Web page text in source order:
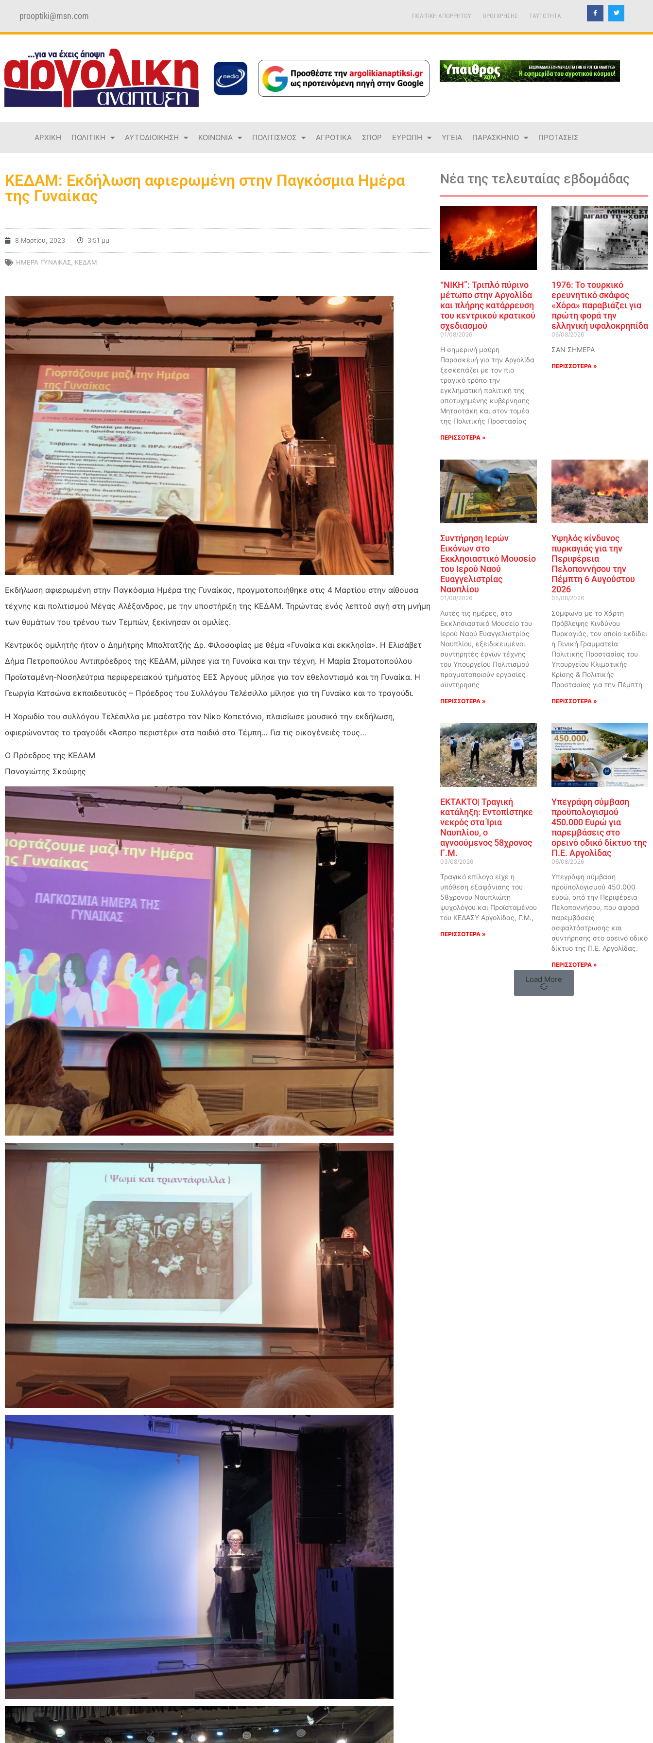
prooptiki@msn.com ΠΟΛΙΤΙΚΗ ΑΠΟΡΡΗΤΟΥ ΟΡΟΙ ΧΡΗΣΗΣ TAYTOTHTA
ΑΡΧΙΚΗ ΠΟΛΙΤΙΚΗ ΑΥΤΟΔΙΟΙΚΗΣΗ ΚΟΙΝΩΝΙΑ ΠΟΛΙΤΙΣΜΟΣ ΑΓΡΟΤΙΚΑ ΣΠΟΡ ΕΥΡΩΠΗ ΥΓΕΙΑ ΠΑΡΑΣΚΗΝΙΟ ΠΡΟΤΑΣΕΙΣ
ΚΕΔΑΜ: Εκδήλωση αφιερωμένη στην Παγκόσμια Ημέρα
της Γυναίκας
8 Μαρτίου, 2023 3:51 μμ
ΗΜΕΡΑ ΓΥΝΑΙΚΑΣ ΚΕΔΑΜ
Εκδήλωση αφιερωμένη στην Παγκόσμια Ημέρα της Γυναίκας, πραγματοποιήθηκε στις 4 Μαρτίου στην αίθουσα
τέχνης και πολιτισμού Μέγας Αλέξανδρος, με την υποστήριξη της ΚΕΔΑΜ. Τηρώντας ενός λεπτού σιγή στη μνήμη
των θυμάτων του τρένου των Τεμπών, ξεκίνησαν οι ομιλίες.
Κεντρικός ομιλητής ήταν ο Δημήτρης Μπαλτατζής Δρ. Φιλοσοφίας με θέμα «Γυναίκα και εκκλησία». Η Ελισάβετ
Δήμα Πετροπούλου Αντιπρόεδρος της ΚΕΔΑΜ, μίλησε για τη Γυναίκα και την τέχνη. Η Μαρία Σταματοπούλου
Προϊσταμένη-Νοσηλεύτρια περιφερειακού τμήματος ΕΕΣ Άργους μίλησε για τον εθελοντισμό και τη Γυναίκα. Η
Γεωργία Κατσώνα εκπαιδευτικός – Πρόεδρος του Συλλόγου Τελέσιλλα μίλησε για τη Γυναίκα και το τραγούδι.
Η Χορωδία του συλλόγου Τελέσιλλα με μαέστρο τον Νίκο Καπετάνιο, πλαισίωσε μουσικά την εκδήλωση,
αφιερώνοντας το τραγούδι «Άσπρο περιστέρι» στα παιδιά στα Τέμπη… Για τις οικογένειές τους…
Ο Πρόεδρος της ΚΕΔΑΜ
Παναγιώτης Σκούφης
Νέα της τελευταίας εβδομάδας
“ΝΙΚΗ”: Τριπλό πύρινο
μέτωπο στην Αργολίδα
και πλήρης κατάρρευση
του κεντρικού κρατικού
σχεδιασμού
01/08/2026
Η σημερινή μαύρη
Παρασκευή για την Αργολίδα
ξεσκεπάζει με τον πιο
τραγικό τρόπο την
εγκληματική πολιτική της
αποτυχημένης κυβέρνησης
Μητσοτάκη και στον τομέα
της Πολιτικής Προστασίας
ΠΕΡΙΣΣΟΤΕΡΑ »
1976: Το τουρκικό
ερευνητικό σκάφος
«Χόρα» παραβιάζει για
πρώτη φορά την
ελληνική υφαλοκρηπίδα
06/08/2026
ΣΑΝ ΣΗΜΕΡΑ
ΠΕΡΙΣΣΟΤΕΡΑ »
Συντήρηση Ιερών
Εικόνων στο
Εκκλησιαστικό Μουσείο
του Ιερού Ναού
Ευαγγελιστρίας
Ναυπλίου
01/08/2026
Αυτές τις ημέρες, στο
Εκκλησιαστικό Μουσείο του
Ιερού Ναού Ευαγγελιστρίας
Ναυπλίου, εξειδικευμένοι
συντηρητές έργων τέχνης
του Υπουργείου Πολιτισμού
πραγματοποιούν εργασίες
συντήρησης
ΠΕΡΙΣΣΟΤΕΡΑ »
Υψηλός κίνδυνος
πυρκαγιάς για την
Περιφέρεια
Πελοποννήσου την
Πέμπτη 6 Αυγούστου
2026
05/08/2026
Σύμφωνα με το Χάρτη
Πρόβλεψης Κινδύνου
Πυρκαγιάς, τον οποίο εκδίδει
η Γενική Γραμματεία
Πολιτικής Προστασίας του
Υπουργείου Κλιματικής
Κρίσης & Πολιτικής
Προστασίας για την Πέμπτη
ΠΕΡΙΣΣΟΤΕΡΑ »
ΕΚΤΑΚΤΟ| Τραγική
κατάληξη: Εντοπίστηκε
νεκρός στα Ίρια
Ναυπλίου, ο
αγνοούμενος 58χρονος
Γ.Μ.
03/08/2026
Τραγικό επίλογο είχε η
υπόθεση εξαφάνισης του
58χρονου Ναυπλιώτη
ψυχολόγου και Προϊσταμένου
του ΚΕΔΑΣΥ Αργολίδας, Γ.Μ.,
ΠΕΡΙΣΣΟΤΕΡΑ »
Υπεγράφη σύμβαση
προϋπολογισμού
450.000 Ευρώ για
παρεμβάσεις στο
ορεινό οδικό δίκτυο της
Π.Ε. Αργολίδας
06/08/2026
Υπεγράφη σύμβαση
προϋπολογισμού 450.000
ευρώ, από την Περιφέρεια
Πελοποννήσου, που αφορά
παρεμβάσεις
ασφαλτόστρωσης και
συντήρησης στο ορεινό οδικό
δίκτυο της Π.Ε. Αργολίδας.
ΠΕΡΙΣΣΟΤΕΡΑ »
Load More